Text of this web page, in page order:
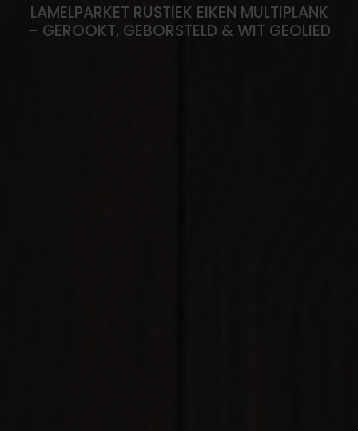
LAMELPARKET RUSTIEK EIKEN MULTIPLANK
– GEROOKT, GEBORSTELD & WIT GEOLIED